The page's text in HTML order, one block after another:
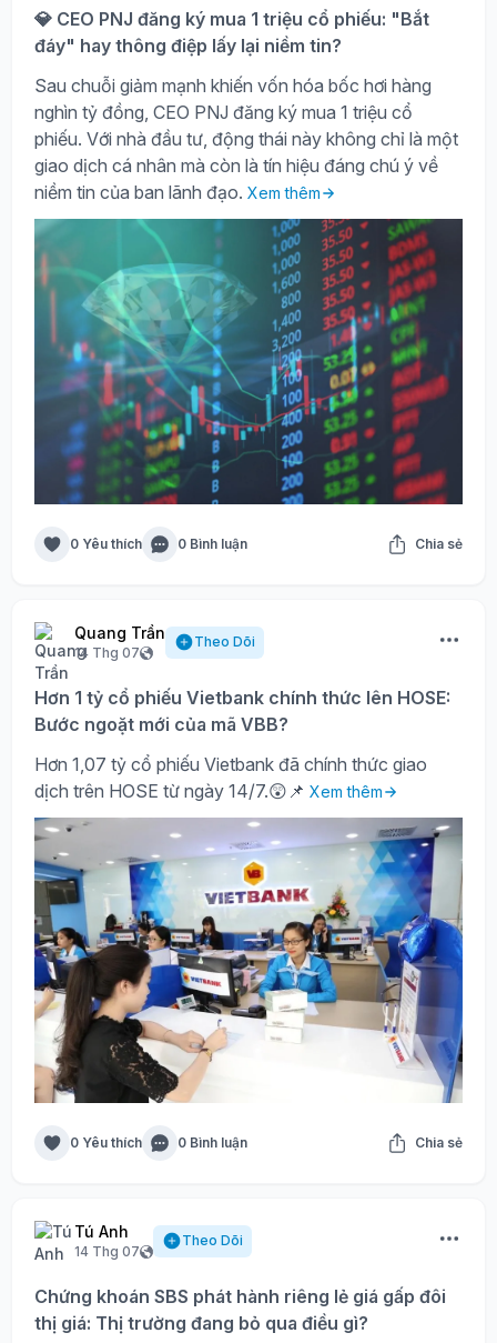
💎 CEO PNJ đăng ký mua 1 triệu cổ phiếu: "Bắt
đáy" hay thông điệp lấy lại niềm tin?
Sau chuỗi giảm mạnh khiến vốn hóa bốc hơi hàng
nghìn tỷ đồng, CEO PNJ đăng ký mua 1 triệu cổ
phiếu. Với nhà đầu tư, động thái này không chỉ là một
giao dịch cá nhân mà còn là tín hiệu đáng chú ý về
niềm tin của ban lãnh đạo. Xem thêm
0 Yêu thích 0 Bình luận Chia sẻ
Quang Trần
14 Thg 07
Theo Dõi
Hơn 1 tỷ cổ phiếu Vietbank chính thức lên HOSE:
Bước ngoặt mới của mã VBB?
Hơn 1,07 tỷ cổ phiếu Vietbank đã chính thức giao
dịch trên HOSE từ ngày 14/7.😲📌 Xem thêm
0 Yêu thích 0 Bình luận Chia sẻ
Tú Anh
14 Thg 07
Theo Dõi
Chứng khoán SBS phát hành riêng lẻ giá gấp đôi
thị giá: Thị trường đang bỏ qua điều gì?